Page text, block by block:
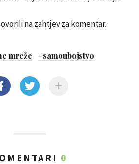
na zahtjev za komentar.
mreže #samoubojstvo
0